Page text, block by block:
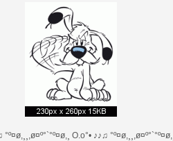
O.o°• ♪♪♫ °º¤ø,¸¸,ø¤º°`°º¤ø,¸